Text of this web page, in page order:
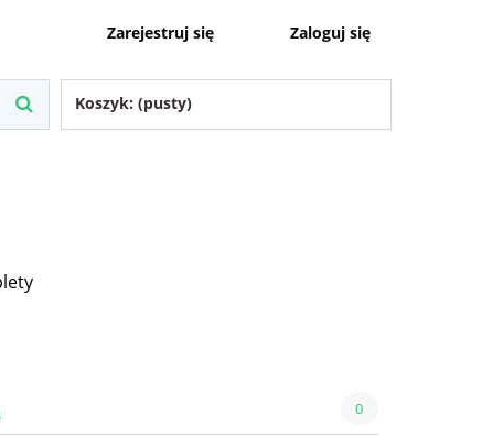
Zarejestruj się Zaloguj się
Koszyk: (pusty)
0